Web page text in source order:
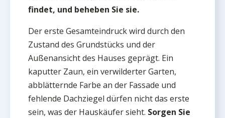
findet, und beheben Sie sie.
Der erste Gesamteindruck wird durch den
Zustand des Grundstücks und der
Außenansicht des Hauses geprägt. Ein
kaputter Zaun, ein verwilderter Garten,
abblätternde Farbe an der Fassade und
fehlende Dachziegel dürfen nicht das erste
sein, was der Hauskäufer sieht. Sorgen Sie